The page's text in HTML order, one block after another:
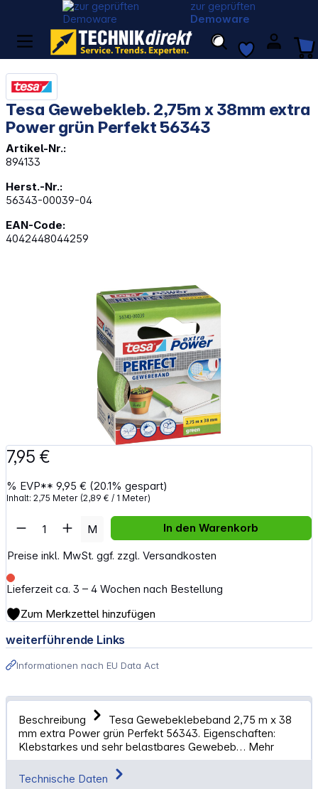
zur geprüften
Demoware
Tesa Gewebekleb. 2,75m x 38mm extra
Power grün Perfekt 56343
Artikel-Nr.:
894133
Herst.-Nr.:
56343-00039-04
EAN-Code:
4042448044259
Bildergalerie überspringen
7,95 €
% EVP**9,95 € (20.1% gespart)
Inhalt:2,75 Meter (2,89 € / 1 Meter)
Preise inkl. MwSt. ggf. zzgl. Versandkosten
Lieferzeit ca. 3 – 4 Wochen nach Bestellung
Artikel Anzahl: Gib den gewünschten
M In den Warenkorb
Zum Merkzettel hinzufügen
weiterführende Links
Informationen nach EU Data Act
Beschreibung
Tesa Gewebeklebeband 2,75 m x 38
mm extra Power grün Perfekt 56343. Eigenschaften:
Klebstarkes und sehr belastbares Gewebeb… Mehr
Technische Daten